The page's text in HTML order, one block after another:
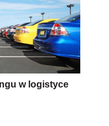
w logistyce